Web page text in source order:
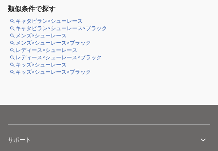
類似条件で探す
キャタピラン×シューレース
キャタピラン×シューレース×ブラック
メンズ×シューレース
メンズ×シューレース×ブラック
レディース×シューレース
レディース×シューレース×ブラック
キッズ×シューレース
キッズ×シューレース×ブラック
サポート